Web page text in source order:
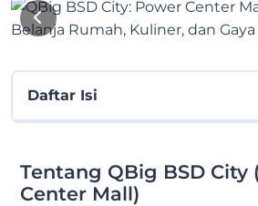
Daftar Isi
Tentang QBig BSD City
Center Mall)